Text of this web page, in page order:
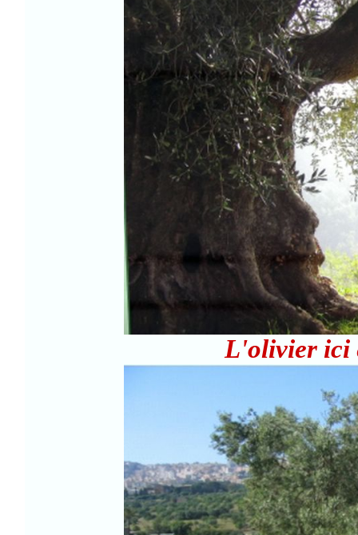
L'olivier ici